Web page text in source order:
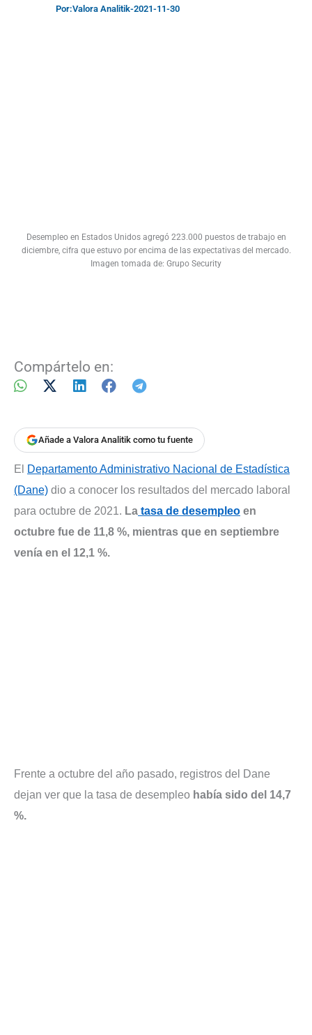
Por:Valora Analitik-2021-11-30
Desempleo en Estados Unidos agregó 223.000 puestos de trabajo en
diciembre, cifra que estuvo por encima de las expectativas del mercado.
Imagen tomada de: Grupo Security
Compártelo en:
Añade a Valora Analitik como tu fuente
El
Departamento Administrativo Nacional de Estadística
(Dane) dio a conocer los resultados del mercado laboral
para octubre de 2021. La tasa de desempleo en
octubre fue de 11,8 %, mientras que en septiembre
venía en el 12,1 %.
Frente a octubre del año pasado, registros del Dane
dejan ver que la tasa de desempleo había sido del 14,7
%.